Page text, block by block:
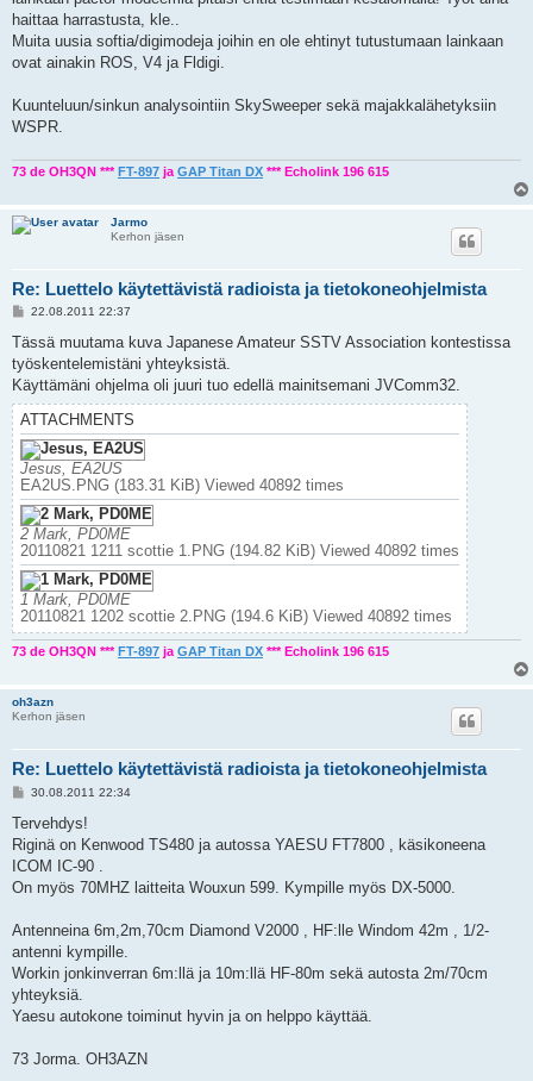
haittaa harrastusta, kle..
Muita uusia softia/digimodeja joihin en ole ehtinyt tutustumaan lainkaan
ovat ainakin ROS, V4 ja Fldigi.
Kuunteluun/sinkun analysointiin SkySweeper sekä majakkalähetyksiin
WSPR.
73 de OH3QN ***FT-897 ja GAP Titan DX *** Echolink 196 615
Jarmo
Kerhon jäsen
Re: Luettelo käytettävistä radioista ja tietokoneohjelmista
P
s
22.08.2011 22:37
Tässä muutama kuva Japanese Amateur SSTV Association kontestissa
työskentelemistäni yhteyksistä.
Käyttämäni ohjelma oli juuri tuo edellä mainitsemani JVComm32.
ATTACHMENTS
Jesus, EA2US
EA2US.PNG (183.31 KiB) Viewed 40892 times
2 Mark, PD0ME
20110821 1211 scottie 1.PNG (194.82 KiB) Viewed 40892 times
1 Mark, PD0ME
20110821 1202 scottie 2.PNG (194.6 KiB) Viewed 40892 times
73 de OH3QN *** FT-897 jaGAP Titan DX *** Echolink 196 615
oh3azn
Kerhon jäsen
Re: Luettelo käytettävistä radioista ja tietokoneohjelmista
P
s
30.08.2011 22:34
Tervehdys!
Riginä on Kenwood TS480 ja autossa YAESU FT7800 , käsikoneena
ICOM IC-90 .
On myös 70MHZ laitteita Wouxun 599. Kympille myös DX-5000.
Antenneina 6m,2m,70cm Diamond V2000 , HF:lle Windom 42m , 1/2-
antenni kympille.
Workin jonkinverran 6m:llä ja 10m:llä HF-80m sekä autosta 2m/70cm
yhteyksiä.
Yaesu autokone toiminut hyvin ja on helppo käyttää.
73 Jorma. OH3AZN